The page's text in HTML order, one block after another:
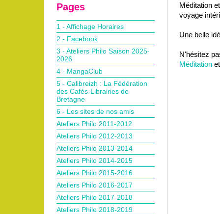
Méditation
voyage
Une belle
N'hésitez
Méditation
Pages
1 - Affichage Horaires
2 - Facebook
3 - Ateliers Philo Saison 2025-
2026
4 - MangaClub
5 - Calibreizh : La Fédération
des Cafés-Librairies de
Bretagne
6 - Les sites de nos amis
Ateliers Philo 2011-2012
Ateliers Philo 2012-2013
Ateliers Philo 2013-2014
Ateliers Philo 2014-2015
Ateliers Philo 2015-2016
Ateliers Philo 2016-2017
Ateliers Philo 2017-2018
Ateliers Philo 2018-2019